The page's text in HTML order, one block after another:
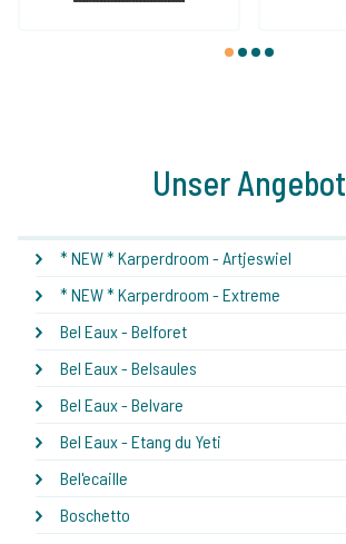
1 2 3 4
Unser Angebot
* NEW * Karperdroom - Artjeswiel
* NEW * Karperdroom - Extreme
Bel Eaux - Belforet
Bel Eaux - Belsaules
Bel Eaux - Belvare
Bel Eaux - Etang du Yeti
Bel'ecaille
Boschetto